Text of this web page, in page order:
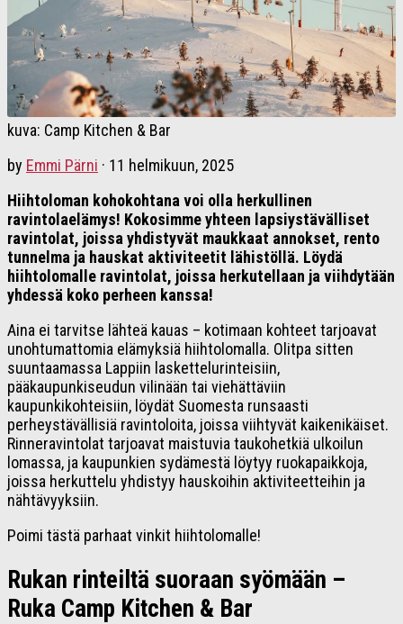
kuva: Camp Kitchen & Bar
by Emmi Pärni · 11 helmikuun, 2025
Hiihtoloman kohokohtana voi olla herkullinen
ravintolaelämys! Kokosimme yhteen lapsiystävälliset
ravintolat, joissa yhdistyvät maukkaat annokset, rento
tunnelma ja hauskat aktiviteetit lähistöllä. Löydä
hiihtolomalle ravintolat, joissa herkutellaan ja viihdytään
yhdessä koko perheen kanssa!
Aina ei tarvitse lähteä kauas – kotimaan kohteet tarjoavat
unohtumattomia elämyksiä hiihtolomalla. Olitpa sitten
suuntaamassa Lappiin laskettelurinteisiin,
pääkaupunkiseudun vilinään tai viehättäviin
kaupunkikohteisiin, löydät Suomesta runsaasti
perheystävällisiä ravintoloita, joissa viihtyvät kaikenikäiset.
Rinneravintolat tarjoavat maistuvia taukohetkiä ulkoilun
lomassa, ja kaupunkien sydämestä löytyy ruokapaikkoja,
joissa herkuttelu yhdistyy hauskoihin aktiviteetteihin ja
nähtävyyksiin.
Poimi tästä parhaat vinkit hiihtolomalle!
Rukan rinteiltä suoraan syömään –
Ruka Camp Kitchen & Bar